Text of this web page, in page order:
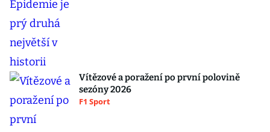
Vítězové a poražení po první polovině
sezóny 2026
F1 Sport